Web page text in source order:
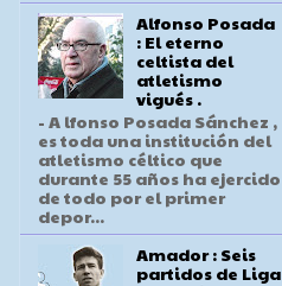
Alfonso Posada
: El eterno
celtista del
atletismo
vigués .
- A lfonso Posada Sánchez ,
es toda una institución del
atletismo céltico que
durante 55 años ha ejercido
de todo por el primer
depor...
Amador : Seis
partidos de Liga